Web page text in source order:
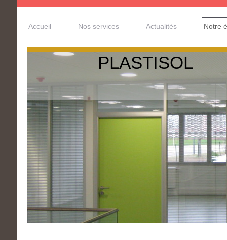
Accueil Nos services Actualités Notre
store